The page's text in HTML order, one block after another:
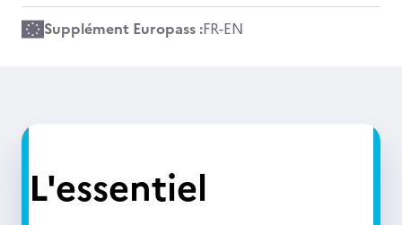
Supplément Europass :FR-EN
L'essentiel